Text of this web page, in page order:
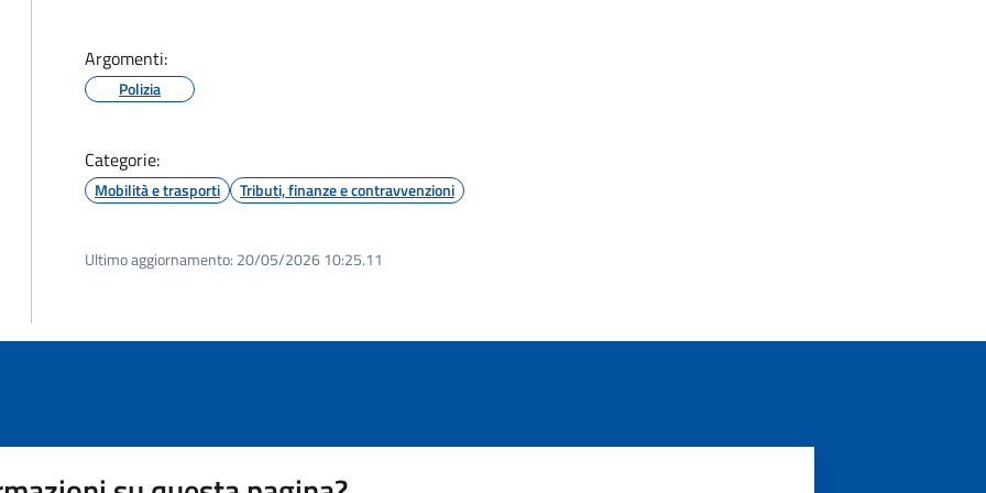
Argomenti:
Polizia
Categorie:
Mobilità e trasporti Tributi, finanze e contravvenzioni
Ultimo aggiornamento: 20/05/2026 10:25.11